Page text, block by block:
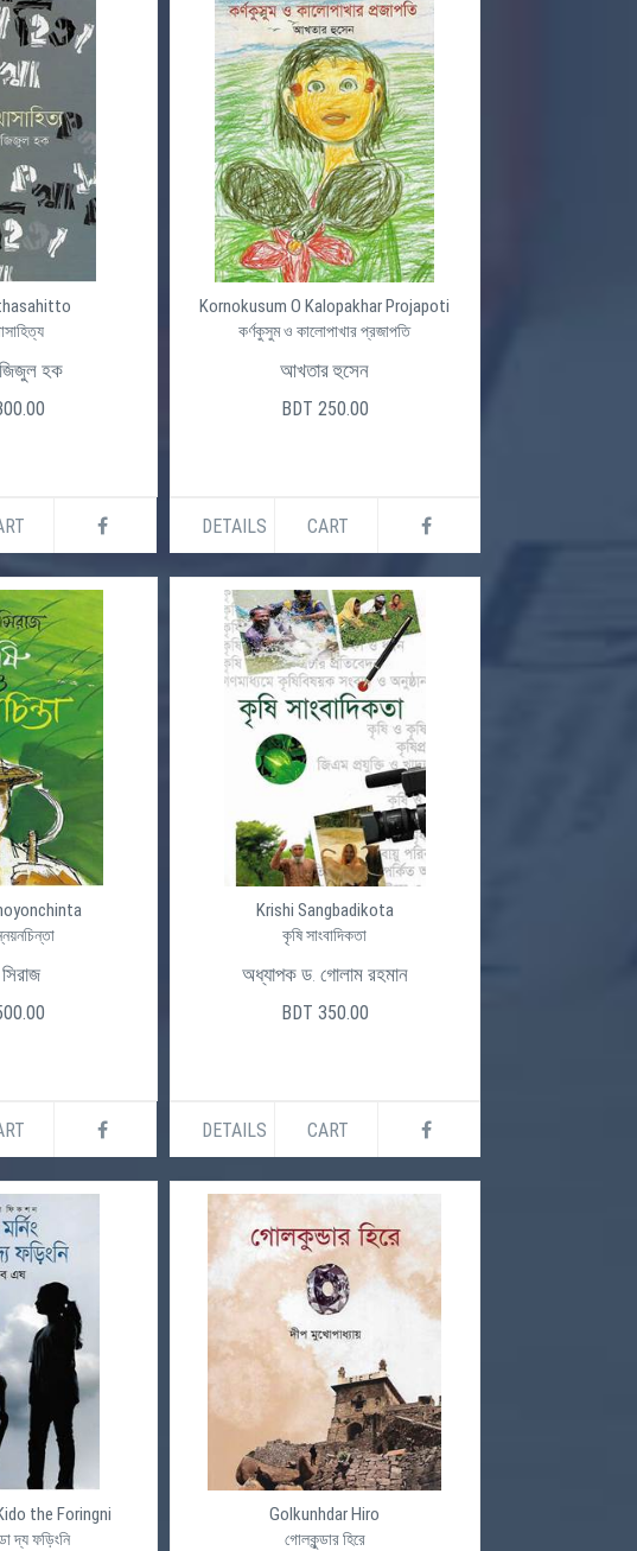
হক
Kornokusum O Kalopakhar Projapoti
কর্ণকুসুম ও কালোপাখার প্রজাপতি
আখতার হুসেন
BDT 250.00
DETAILS CART
Krishi Sangbadikota
কৃষি সাংবাদিকতা
অধ্যাপক ড. গোলাম রহমান
BDT 350.00
DETAILS CART
the Foringni
দ্য ফড়িংনি
Golkunhdar Hiro
গোলকুন্ডার হিরে